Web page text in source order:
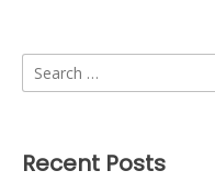
Search
for:
Recent Posts